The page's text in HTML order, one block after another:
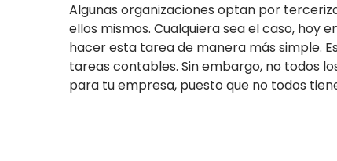
Algunas organizaciones optan por
ellos mismos. Cualquiera sea el caso,
hacer esta tarea de manera más simple.
tareas contables. Sin embargo, no todos
para tu empresa, puesto que no todos